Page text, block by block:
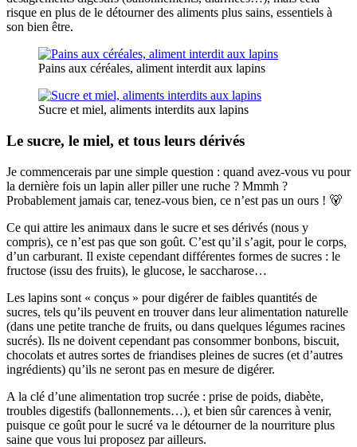
risque en plus de le détourner des aliments plus sains, essentiels à
son bien être.
Pains aux céréales, aliment interdit aux lapins
Sucre et miel, aliments interdits aux lapins
Le sucre, le miel, et tous leurs dérivés
Je commencerais par une simple question : quand avez-vous vu pour
la dernière fois un lapin aller piller une ruche ? Mmmh ?
Probablement jamais car, tenez-vous bien, ce n’est pas un ours ! 🐻
Ce qui attire les animaux dans le sucre et ses dérivés (nous y
compris), ce n’est pas que son goût. C’est qu’il s’agit, pour le corps,
d’un carburant. Il existe cependant différentes formes de sucres : le
fructose (issu des fruits), le glucose, le saccharose…
Les lapins sont « conçus » pour digérer de faibles quantités de
sucres, tels qu’ils peuvent en trouver dans leur alimentation naturelle
(dans une petite tranche de fruits, ou dans quelques légumes racines
sucrés). Ils ne doivent cependant pas consommer bonbons, biscuit,
chocolats et autres sortes de friandises pleines de sucres (et d’autres
ingrédients) qu’ils ne seront pas en mesure de digérer.
A la clé d’une alimentation trop sucrée : prise de poids, diabète,
troubles digestifs (ballonnements…), et bien sûr carences à venir,
puisque ce goût pour le sucré va le détourner de la nourriture plus
saine que vous lui proposez par ailleurs.